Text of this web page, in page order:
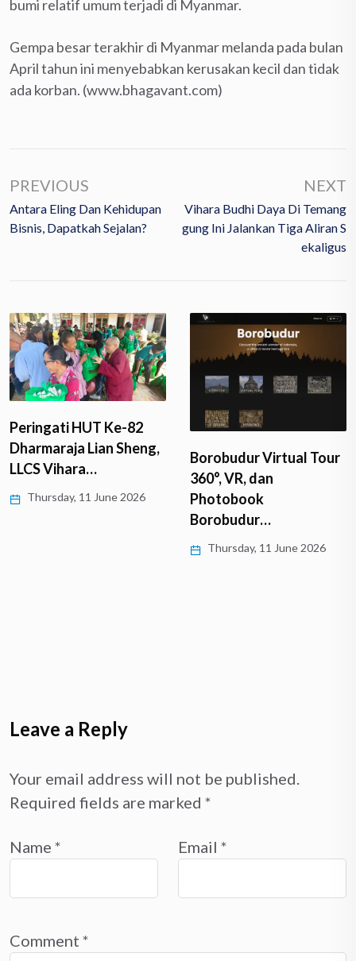
bumi relatif umum terjadi di Myanmar.
Gempa besar terakhir di Myanmar melanda pada bulan
April tahun ini menyebabkan kerusakan kecil dan tidak
ada korban. (www.bhagavant.com)
PREVIOUS
Antara Eling Dan Kehidupan
Bisnis, Dapatkah Sejalan?
NEXT
Vihara Budhi Daya Di Temang
Gung Ini Jalankan Tiga Aliran S
Ekaligus
Peringati HUT Ke-82
Dharmaraja Lian Sheng,
LLCS Vihara…
Thursday, 11 June 2026
Borobudur Virtual Tour
360°, VR, dan
Photobook
Borobudur…
Thursday, 11 June 2026
Leave a Reply
Your email address will not be published.
Required fields are marked *
Name * Email *
Comment *